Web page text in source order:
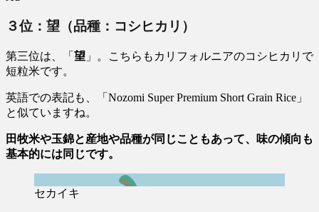
３位：望（品種：コシヒカリ）
第三位は、「 望 」。こちらもカリフォルニアのコシヒカリで
短粒米です。
英語での表記も、「Nozomi Super Premium Short Grain Rice」
と似ていますね。
田牧米や玉錦と産地や品種が同じこともあって、味の傾向も
基本的には同じです。
セカイキ